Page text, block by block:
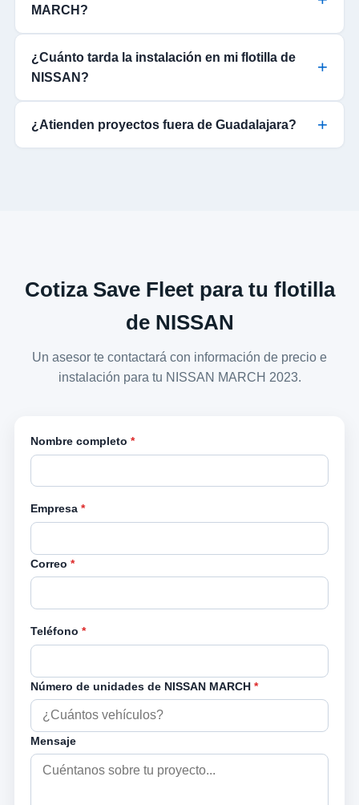
MARCH?
¿Cuánto tarda la instalación en mi flotilla de
NISSAN?
¿Atienden proyectos fuera de Guadalajara?
Cotiza Save Fleet para tu flotilla
de NISSAN
Un asesor te contactará con información de precio e
instalación para tu NISSAN MARCH 2023.
Nombre completo *
Empresa *
Correo *
Teléfono *
Número de unidades de NISSAN MARCH *
Mensaje